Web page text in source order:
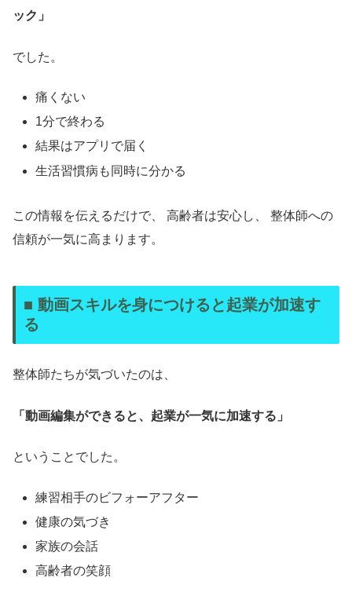
ック」
でした。
痛くない
1分で終わる
結果はアプリで届く
生活習慣病も同時に分かる
この情報を伝えるだけで、 高齢者は安心し、 整体師への
信頼が一気に高まります。
■ 動画スキルを身につけると起業が加速す
る
整体師たちが気づいたのは、
「動画編集ができると、起業が一気に加速する」
ということでした。
練習相手のビフォーアフター
健康の気づき
家族の会話
高齢者の笑顔